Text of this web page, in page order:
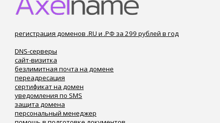
регистрация доменов .RU и .РФ за 299 рублей в год
DNS-серверы
сайт-визитка
безлимитная почта на домене
переадресация
сертификат на домен
уведомления по SMS
защита домена
персональный менеджер